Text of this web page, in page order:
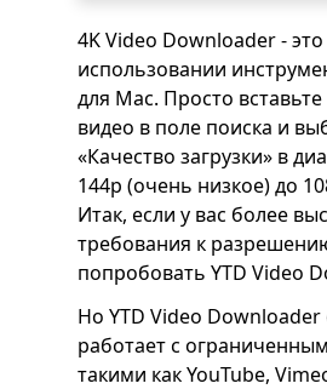
4K Video Downloader -
использовании
для Mac. Просто вставьте
видео в поле поиска и
«Качество загрузки» в
144p (очень низкое) до
Итак, если у вас более
требования к
попробовать YTD Video
Но YTD Video Downloader
работает с
такими как YouTube,